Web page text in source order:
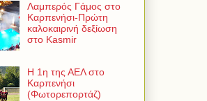
Λαμπερός Γάμος στο
Καρπενήσι-Πρώτη
καλοκαιρινή δεξίωση
στο Kasmir
Η 1η της ΑΕΛ στο
Καρπενήσι
(Φωτορεπορτάζ)